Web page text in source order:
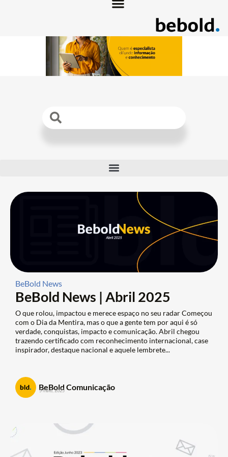
BeBold News
BeBold News | Abril 2025
O que rolou, impactou e merece espaço no seu radar Começou
com o Dia da Mentira, mas o que a gente tem por aqui é só
verdade, conquistas, impacto e comunicação. Abril chegou
trazendo certificado com reconhecimento internacional, case
inspirador, destaque nacional e aquele lembrete...
BeBold Comunicação
5 maio, 2025